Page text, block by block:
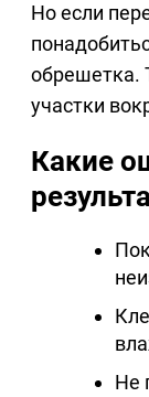
Но если
обрешетка.
участки
Какие
Не